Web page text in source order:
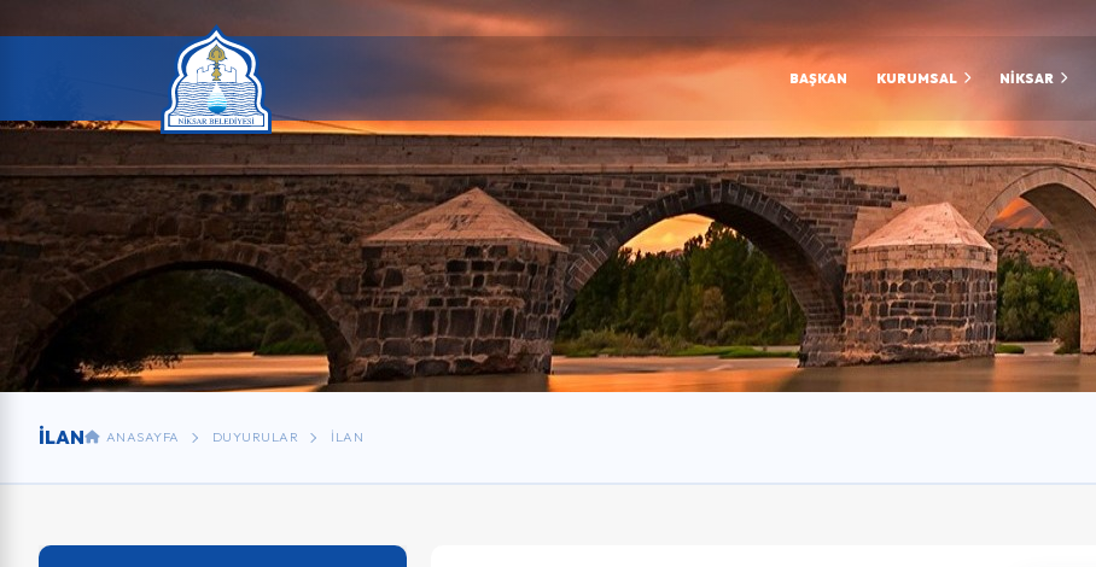
BAŞKAN KURUMSAL NİKSAR
İLAN ANASAYFA DUYURULAR İLAN